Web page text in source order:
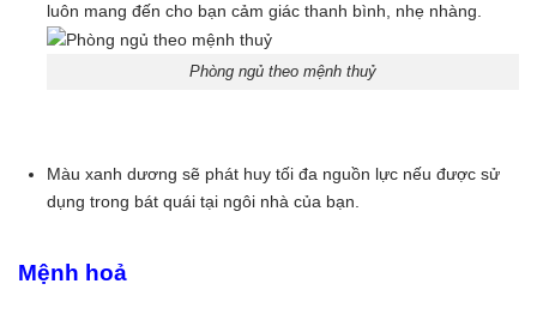
luôn mang đến cho bạn cảm giác thanh bình, nhẹ nhàng.
Phòng ngủ theo mệnh thuỷ
Màu xanh dương sẽ phát huy tối đa nguồn lực nếu được sử
dụng trong bát quái tại ngôi nhà của bạn.
Mệnh hoả